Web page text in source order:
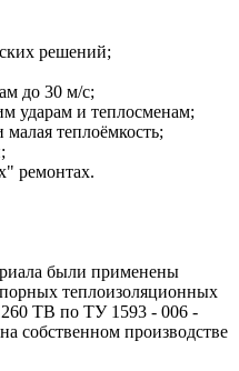
решений;
до 30 м/с;
ударам и теплосменам;
теплоёмкость;
ремонтах.
были применены
теплоизоляционных
ТВ по ТУ 1593 - 006 -
собственном производстве